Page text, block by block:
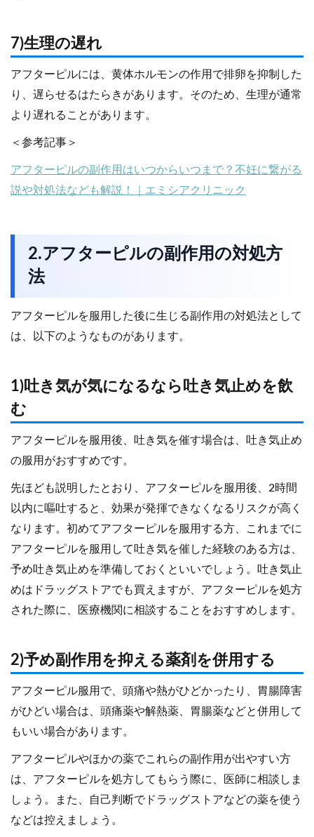
7)生理の遅れ
アフターピルには、黄体ホルモンの作用で排卵を抑制した
り、遅らせるはたらきがあります。そのため、生理が通常
より遅れることがあります。
＜参考記事＞
アフターピルの副作用はいつからいつまで？不妊に繋がる
説や対処法なども解説！｜エミシアクリニック
2.アフターピルの副作用の対処方
法
アフターピルを服用した後に生じる副作用の対処法として
は、以下のようなものがあります。
1)吐き気が気になるなら吐き気止めを飲
む
アフターピルを服用後、吐き気を催す場合は、吐き気止め
の服用がおすすめです。
先ほども説明したとおり、アフターピルを服用後、2時間
以内に嘔吐すると、効果が発揮できなくなるリスクが高く
なります。初めてアフターピルを服用する方、これまでに
アフターピルを服用して吐き気を催した経験のある方は、
予め吐き気止めを準備しておくといいでしょう。吐き気止
めはドラッグストアでも買えますが、アフターピルを処方
された際に、医療機関に相談することをおすすめします。
2)予め副作用を抑える薬剤を併用する
アフターピル服用で、頭痛や熱がひどかったり、胃腸障害
がひどい場合は、頭痛薬や解熱薬、胃腸薬などと併用して
もいい場合があります。
アフターピルやほかの薬でこれらの副作用が出やすい方
は、アフターピルを処方してもらう際に、医師に相談しま
しょう。また、自己判断でドラッグストアなどの薬を使う
などは控えましょう。